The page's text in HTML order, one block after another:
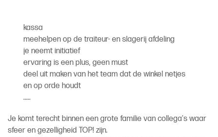
kassa
meehelpen op de traiteur- en slagerij afdeling
je neemt initiatief
ervaring is een plus, geen must
deel uit maken van het team dat de winkel netjes
en op orde houdt
.....
Je komt terecht binnen een grote familie van collega's waar
sfeer en gezelligheid TOP! zijn.